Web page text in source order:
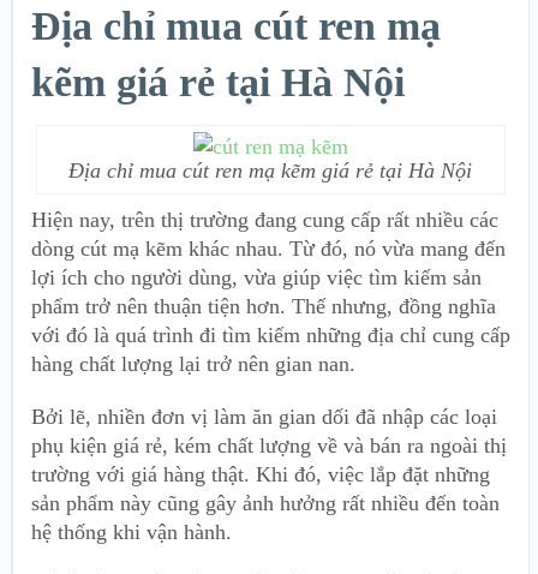
Địa chỉ mua cút ren mạ
kẽm giá rẻ tại Hà Nội
Địa chỉ mua cút ren mạ kẽm giá rẻ tại Hà Nội
Hiện nay, trên thị trường đang cung cấp rất nhiều các
dòng cút mạ kẽm khác nhau. Từ đó, nó vừa mang đến
lợi ích cho người dùng, vừa giúp việc tìm kiếm sản
phẩm trở nên thuận tiện hơn. Thế nhưng, đồng nghĩa
với đó là quá trình đi tìm kiếm những địa chỉ cung cấp
hàng chất lượng lại trở nên gian nan.
Bởi lẽ, nhiền đơn vị làm ăn gian dối đã nhập các loại
phụ kiện giá rẻ, kém chất lượng về và bán ra ngoài thị
trường với giá hàng thật. Khi đó, việc lắp đặt những
sản phẩm này cũng gây ảnh hưởng rất nhiều đến toàn
hệ thống khi vận hành.